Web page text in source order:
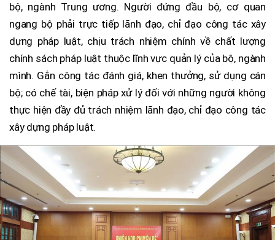
bộ, ngành Trung ương. Người đứng đầu bộ, cơ quan
ngang bộ phải trực tiếp lãnh đạo, chỉ đạo công tác xây
dựng pháp luật, chịu trách nhiệm chính về chất lượng
chính sách pháp luật thuộc lĩnh vực quản lý của bộ, ngành
mình. Gắn công tác đánh giá, khen thưởng, sử dụng cán
bộ; có chế tài, biện pháp xử lý đối với những người không
thực hiện đầy đủ trách nhiệm lãnh đạo, chỉ đạo công tác
xây dựng pháp luật.